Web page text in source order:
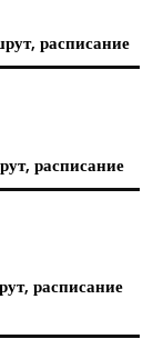
расписание
расписание
расписание